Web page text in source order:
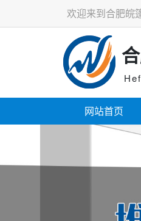
欢迎来到合肥皖
网站首页